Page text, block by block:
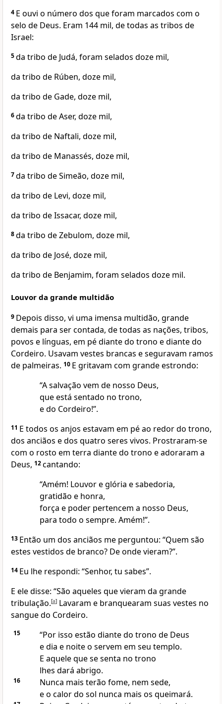
4 E ouvi o número dos que foram marcados com o
selo de Deus. Eram 144 mil, de todas as tribos de
Israel:
5da tribo de Judá, foram selados doze mil,
da tribo de Rúben, doze mil,
da tribo de Gade, doze mil,
6da tribo de Aser, doze mil,
da tribo de Naftali, doze mil,
da tribo de Manassés, doze mil,
7da tribo de Simeão, doze mil,
da tribo de Levi, doze mil,
da tribo de Issacar, doze mil,
8da tribo de Zebulom, doze mil,
da tribo de José, doze mil,
da tribo de Benjamim, foram selados doze mil.
Louvor da grande multidão
9 Depois disso, vi uma imensa multidão, grande
demais para ser contada, de todas as nações, tribos,
povos e línguas, em pé diante do trono e diante do
Cordeiro. Usavam vestes brancas e seguravam ramos
de palmeiras. 10 E gritavam com grande estrondo:
“A salvação vem de nosso Deus,
que está sentado no trono,
e do Cordeiro!”.
11 E todos os anjos estavam em pé ao redor do trono,
dos anciãos e dos quatro seres vivos. Prostraram-se
com o rosto em terra diante do trono e adoraram a
Deus, 12cantando:
“Amém! Louvor e glória e sabedoria,
gratidão e honra,
força e poder pertencem a nosso Deus,
para todo o sempre. Amém!”.
13 Então um dos anciãos me perguntou: “Quem são
estes vestidos de branco? De onde vieram?”.
14 Eu lhe respondi: “Senhor, tu sabes”.
E ele disse: “São aqueles que vieram da grande
tribulação.[a] Lavaram e branquearam suas vestes no
sangue do Cordeiro.
15
“Por isso estão diante do trono de Deus
e dia e noite o servem em seu templo.
E aquele que se senta no trono
lhes dará abrigo.
16
Nunca mais terão fome, nem sede,
e o calor do sol nunca mais os queimará.